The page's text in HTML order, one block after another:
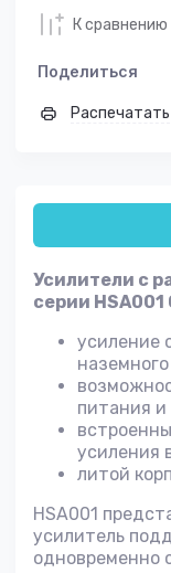
К сравнению
Поделиться
Распечатать
Усилители с
серии
усиление
питания и
усиления
литой
HSA001
усилитель
одновременно